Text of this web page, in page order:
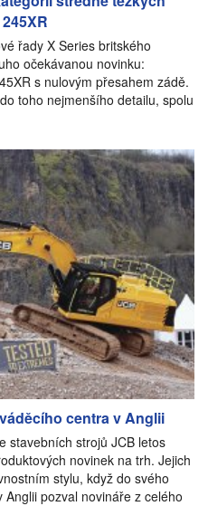
řady X Series britského
očekávanou novinku:
s nulovým přesahem zádě.
toho nejmenšího detailu, spolu
centra v Anglii
stavebních strojů JCB letos
novinek na trh. Jejich
stylu, když do svého
pozval novináře z celého